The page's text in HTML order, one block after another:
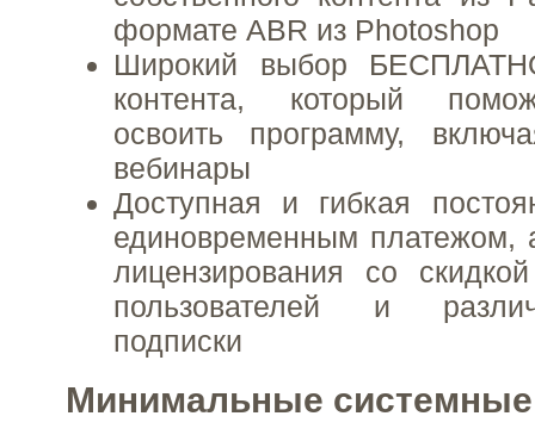
формате ABR из Photoshop
Широкий выбор
контента, который
освоить программу,
вебинары
Доступная и гибкая
единовременным платежом,
лицензирования со
пользователей и
подписки
Минимальные системные